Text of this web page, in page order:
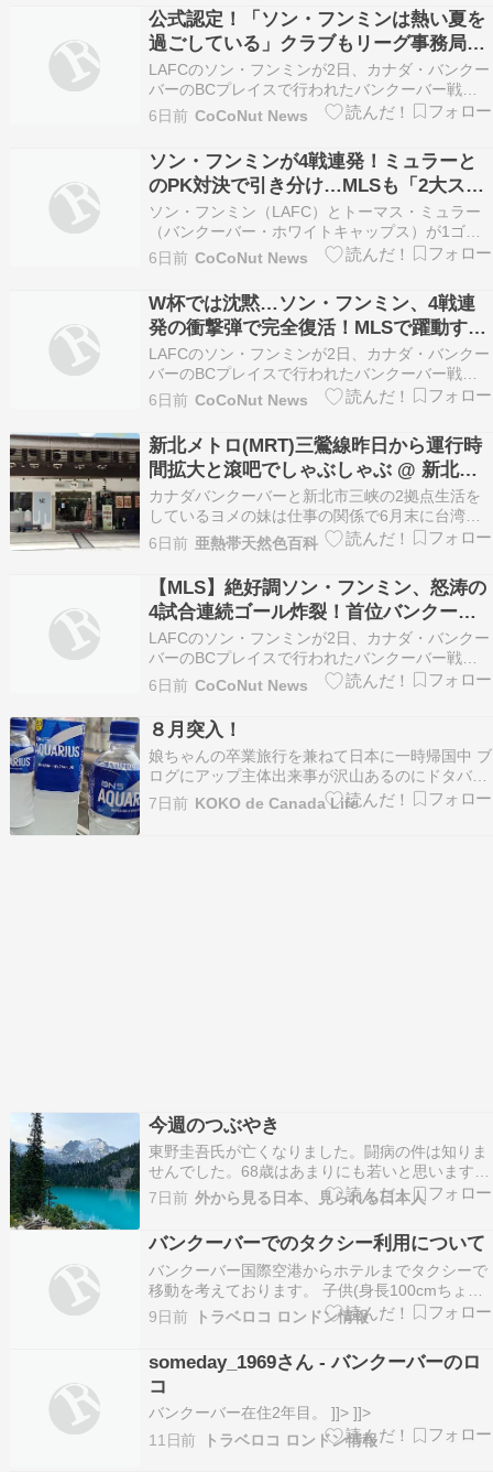
カップ（W杯）で苦戦を強いられたソン […]
公式認定！「ソン・フンミンは熱い夏を
過ごしている」クラブもリーグ事務局も
大絶賛！バンクーバー戦で「4試合連続
ゴール」を決めMVPのクラスを証明
LAFCのソン・フンミンが2日、カナダ・バンクー
バーのBCプレイスで行われたバンクーバー戦で
先制ゴールを決め、カメラに向かってポーズをと
るセレモニーを行っている。ゲッティイメージズ
コリア <YONHAP PHOTO […]
6日前 CoCoNut News
ソン・フンミンが4戦連発！ミュラーと
のPK対決で引き分け…MLSも「2大スタ
ーの存在感を再確認」と絶賛
ソン・フンミン（LAFC）とトーマス・ミュラー
（バンクーバー・ホワイトキャップス）が1ゴー
ルずつを奪い合い、直接対決は決着がつかなかっ
た。MLS公式ホームページ ソン・フンミン
（34・LAFC）が4試合連続ゴールを決める […]
6日前 CoCoNut News
W杯では沈黙…ソン・フンミン、4戦連
発の衝撃弾で完全復活！MLSで躍動する
「キャプテンの帰還」
LAFCのソン・フンミンが2日、カナダ・バンクー
バーのBCプレイスで行われたバンクーバー戦で
先制ゴールを決め、おなじみの「チャルカク（カ
メラ）」パフォーマンスを見せている。ゲッティ
イメージズコリア 2026北中米ワールド […]
6日前 CoCoNut News
新北メトロ(MRT)三鶯線昨日から運行時
間拡大と滾吧でしゃぶしゃぶ @ 新北市
樹林區
カナダバンクーバーと新北市三峡の2拠点生活を
しているヨメの妹は仕事の関係で6月末に台湾へ
戻ってきました。妹によると北部台湾は猛暑に見
舞わられており日中はよほどのことが無い限り外
に出るのを控えているそうですが、マンション近
くに新北メトロ三鶯線の三峡站が開業したので比
較的過ごしやすか…
6日前 亜熱帯天然色百科
【MLS】絶好調ソン・フンミン、怒涛の
4試合連続ゴール炸裂！首位バンクーバ
ーとの大一番で値千金の先制弾（前半終
了）
LAFCのソン・フンミンが2日、カナダ・バンクー
バーのBCプレイスで行われたバンクーバー戦で
先制ゴールを決め、カメラに向かってポーズをと
るセレモニーを行っている。ゲッティイメージズ
コリア ソン・フンミンの研ぎ澄まされたゴ […]
6日前 CoCoNut News
８月突入！
娘ちゃんの卒業旅行を兼ねて日本に一時帰国中 ブ
ログにアップ主体出来事が沢山あるのにドタバタ
してて出来ずにいた。 そして気が付いたら８月突
入 いとこ達も夏休みに入り、色んなイベントがあ
7日前 KOKO de Canada Life
今週のつぶやき
東野圭吾氏が亡くなりました。闘病の件は知りま
せんでした。68歳はあまりにも若いと思います。
氏の総著書数は106冊で国内だけで販売数は1億冊
を超えます。日本の歴代販売数では5位（赤川次
郎、西村京太郎、司馬遼太郎、吉川英治に次ぐも
の）とトップクラスの人気作家で特にアジアなど
の人気は絶…
7日前 外から見る日本、見られる日本人
バンクーバーでのタクシー利用について
バンクーバー国際空港からホテルまでタクシーで
移動を考えております。 子供(身長100cmちょっ
と)が一緒のため、タクシーではチャイルドシー
トが必須か否か教えていただきたいです。 ]]>
9日前 トラベロコ ロンドン情報
someday_1969さん - バンクーバーのロ
コ
バンクーバー在住2年目。 ]]> ]]>
11日前
トラベロコ ロンドン情報